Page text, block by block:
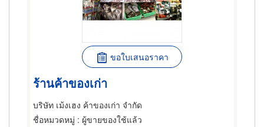
ขอใบเสนอราคา
ร้านค้าของเก่า
บริษัท เม้งเฮง ค้าของเก่า จำกัด
ชื่อหมวดหมู่ : ผู้ขายของใช้แล้ว